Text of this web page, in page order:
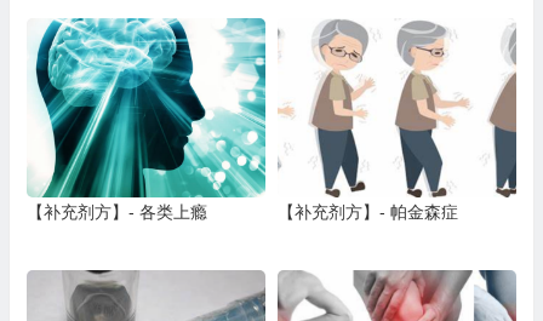
【补充剂方】- 各类上瘾 【补充剂方】- 帕金森症